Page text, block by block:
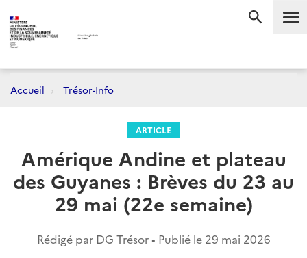
Accueil Trésor-Info
ARTICLE
Amérique Andine et plateau
des Guyanes : Brèves du 23 au
29 mai (22e semaine)
Rédigé par DG Trésor • Publié le 29 mai 2026